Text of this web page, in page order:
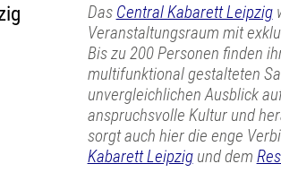
Das Central Kabarett Leipzig
Veranstaltungsraum mit
Bis zu 200 Personen finden
multifunktional gestalteten
unvergleichlichen Ausblick
anspruchsvolle Kultur und
sorgt auch hier die enge
Kabarett Leipzigund dem